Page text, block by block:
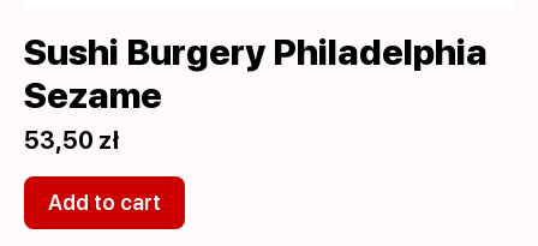
Sushi Burgery Philadelphia
Sezame
53,50 zł
Add to cart